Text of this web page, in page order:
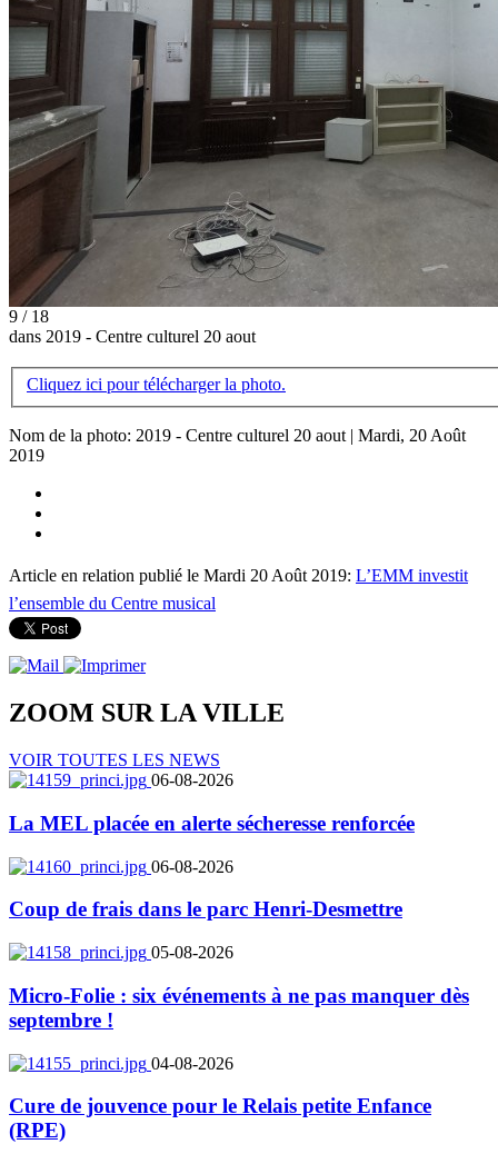
9 / 18
dans 2019 - Centre culturel 20 aout
Cliquez ici pour télécharger la photo.
Nom de la photo: 2019 - Centre culturel 20 aout | Mardi, 20 Août
2019
Article en relation publié le Mardi 20 Août 2019: L’EMM investit
l’ensemble du Centre musical
ZOOM SUR LAVILLE
VOIR TOUTES LES NEWS
06-08-2026
La MEL placée en alerte sécheresse renforcée
06-08-2026
Coup de frais dans le parc Henri-Desmettre
05-08-2026
Micro-Folie : six événements à ne pas manquer dès
septembre !
04-08-2026
Cure de jouvence pour le Relais petite Enfance
(RPE)